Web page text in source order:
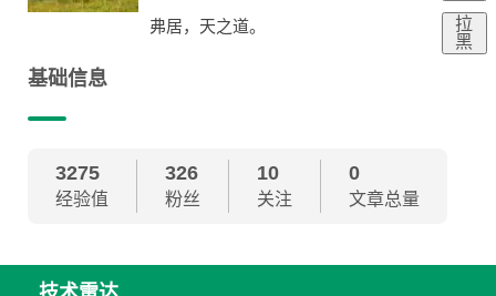
弗居，天之道。
拉
黑
基础信息
3275
经验值
326
粉丝
10
关注
0
文章总量